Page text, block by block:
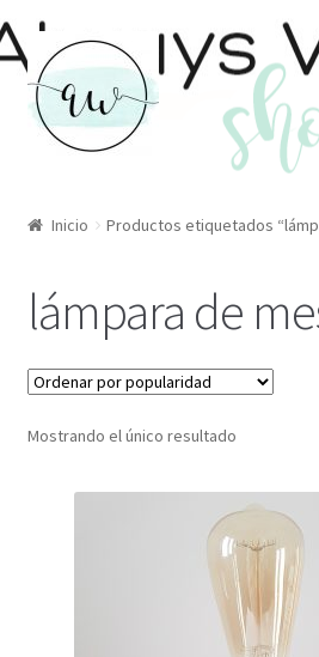
a
la
navegación
al
contenido
Finalizar compra
Condiciones de envío
CONÓCENOS
Inicio Productos etiquetados
lámpara de
Mostrando el único resultado